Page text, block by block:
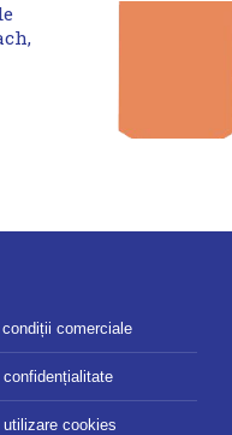
comerciale
cookies